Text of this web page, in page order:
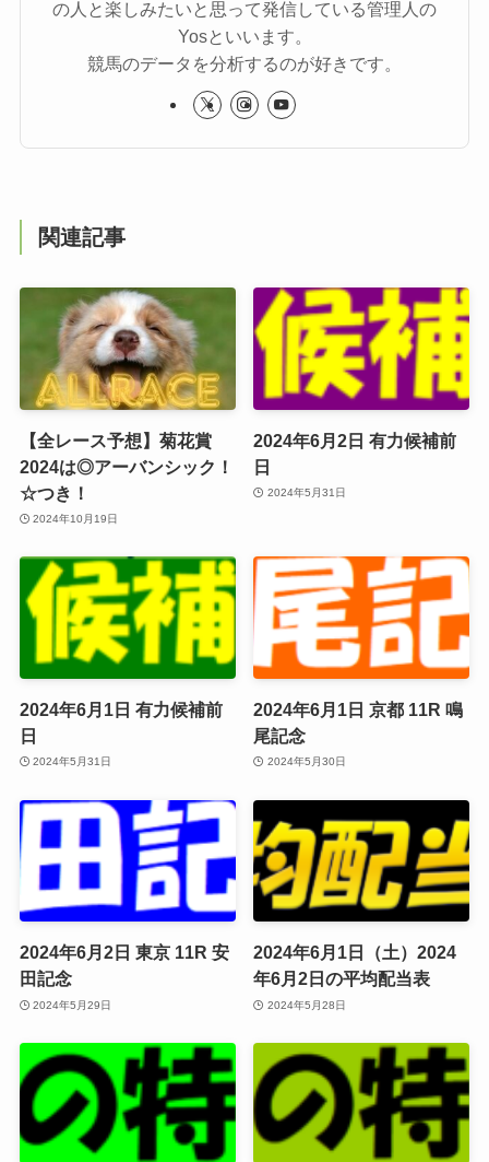
の人と楽しみたいと思って発信している管理人の
Yosといいます。
競馬のデータを分析するのが好きです。
関連記事
【全レース予想】菊花賞
2024は◎アーバンシック！
☆つき！
2024年10月19日
2024年6月2日 有力候補前
日
2024年5月31日
2024年6月1日 有力候補前
日
2024年5月31日
2024年6月1日 京都 11R 鳴
尾記念
2024年5月30日
2024年6月2日 東京 11R 安
田記念
2024年5月29日
2024年6月1日（土）2024
年6月2日の平均配当表
2024年5月28日